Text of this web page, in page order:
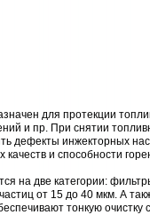
для протекции
и пр. При снятии
дефекты инжекторных
и способности
на две категории:
от 15 до 40 мкм. А
тонкую